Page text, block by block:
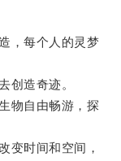
，每个人的灵梦
造奇迹。
物自由畅游，探
时间和空间，